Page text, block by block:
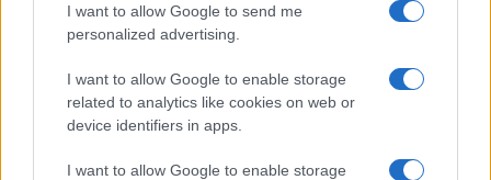
I want to allow Google to send me
personalized advertising.
I want to allow Google to enable storage
related to analytics like cookies on web or
device identifiers in apps.
I want to allow Google to enable storage
Raid nelle campagne di Berchidda, rischio per